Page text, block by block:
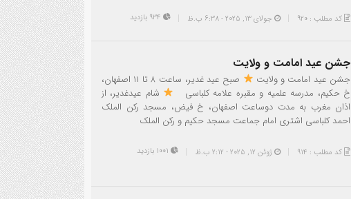
کد مطلب : 920 جولای 13, 2025 - 6:38 ب.ظ
جشن عید امامت و ولایت
جشن عید امامت و ولایت
صبح عید غدیر، ساعت ۸ تا ۱۱ اصفهان،
خ حکیم، مدرسه علمیه و مقبره علامه کلباسی
شام عیدغدیر، از
اذان مغرب به مدت دوساعت اصفهان، خ فیض، مسجد رکن الملک
احمد کلباسی اشتری امام جماعت مسجد حکیم و رکن الملک
کد مطلب : 914 ژوئن 12, 2025 - 2:12 ب.ظ